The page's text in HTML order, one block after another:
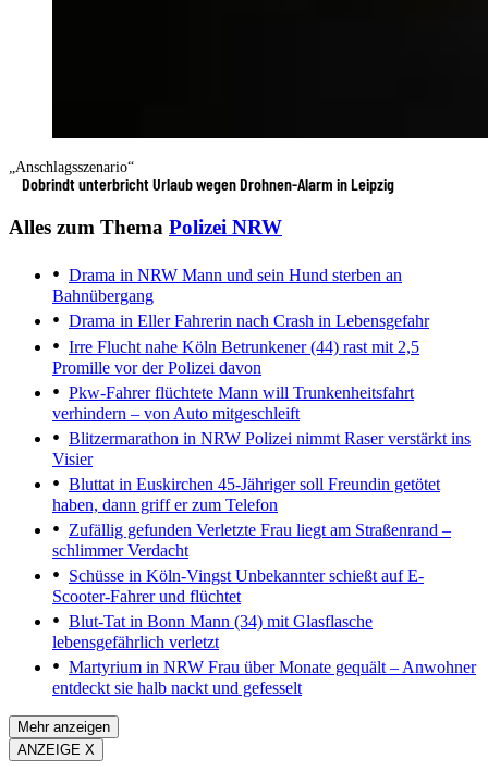
„Anschlagsszenario“
Dobrindt unterbricht Urlaub wegen Drohnen-Alarm in Leipzig
Alles zum Thema Polizei NRW
Drama in NRW Mann und sein Hund sterben an
Bahnübergang
Drama in EllerFahrerin nach Crash in Lebensgefahr
Irre Flucht nahe Köln Betrunkener (44) rast mit 2,5
Promille vor der Polizei davon
Pkw-Fahrer flüchtete Mann will Trunkenheitsfahrt
verhindern – von Auto mitgeschleift
Blitzermarathon in NRW Polizei nimmt Raser verstärkt ins
Visier
Bluttat in Euskirchen 45-Jähriger soll Freundin getötet
haben, dann griff er zum Telefon
Zufällig gefunden Verletzte Frau liegt am Straßenrand –
schlimmer Verdacht
Schüsse in Köln-Vingst Unbekannter schießt auf E-
Scooter-Fahrer und flüchtet
Blut-Tat in Bonn Mann (34) mit Glasflasche
lebensgefährlich verletzt
Martyrium in NRW Frau über Monate gequält – Anwohner
entdeckt sie halb nackt und gefesselt
Mehr anzeigen
ANZEIGE X